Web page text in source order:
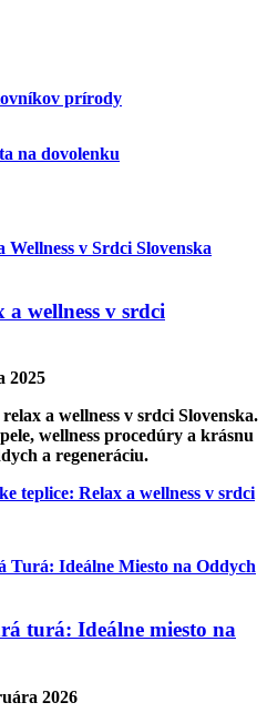
prírody
na dovolenku
a wellness v srdci
2025
a wellness v srdci Slovenska.
wellness procedúry a krásnu
a regeneráciu.
teplice: Relax a wellness v srdci
turá: Ideálne miesto na
2026